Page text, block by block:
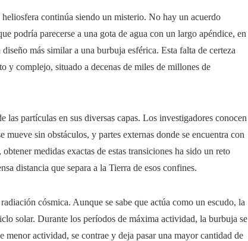
continúa siendo un misterio. No hay un acuerdo
podría parecerse a una gota de agua con un largo apéndice, en
más similar a una burbuja esférica. Esta falta de certeza
y complejo, situado a decenas de miles de millones de
partículas en sus diversas capas. Los investigadores conocen
sin obstáculos, y partes externas donde se encuentra con
medidas exactas de estas transiciones ha sido un reto
distancia que separa a la Tierra de esos confines.
cósmica. Aunque se sabe que actúa como un escudo, la
solar. Durante los períodos de máxima actividad, la burbuja se
menor actividad, se contrae y deja pasar una mayor cantidad de